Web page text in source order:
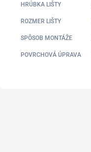
HRÚBKA LIŠTY
ROZMER LIŠTY
SPÔSOB MONTÁŽE
POVRCHOVÁ ÚPRAVA